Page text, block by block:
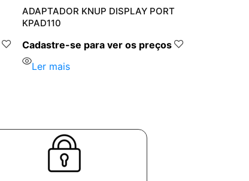
ADAPTADOR KNUP DISPLAY PORT
KPAD110
Cadastre-se para ver os preços
Ler mais